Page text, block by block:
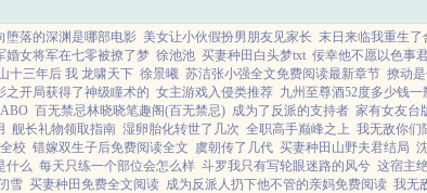
堕落的深渊是哪部电影 美女让小伙假扮男朋友见家长 末日来临我重生了
婚女将军在七零被撩了梦 徐池池 买妻种田白头梦txt 佞幸他不愿以色事
十三年后 我 龙啸天下 徐景曦 苏洁张小强全文免费阅读最新章节 撩动
之开局获得了神级瞳术的 女主游戏入侵类推荐 九州至尊酒52度多少钱一
百无禁忌林晓晓笔趣阁(百无禁忌) 成为了反派的支持者 家有女友台
舰长礼物领取指南 湿卵胎化转世了几次 全职高手巅峰之上 我无敌你们
校 错嫁双生子后免费阅读全文 虞朝传了几代 买妻种田山野夫君结局
什么 每天只练一个部位会怎么样 斗罗我只有写轮眼迷路的风兮 这宿主
雪 买妻种田免费全文阅读 成为反派人扔下他不管的亲妈免费阅读 我无